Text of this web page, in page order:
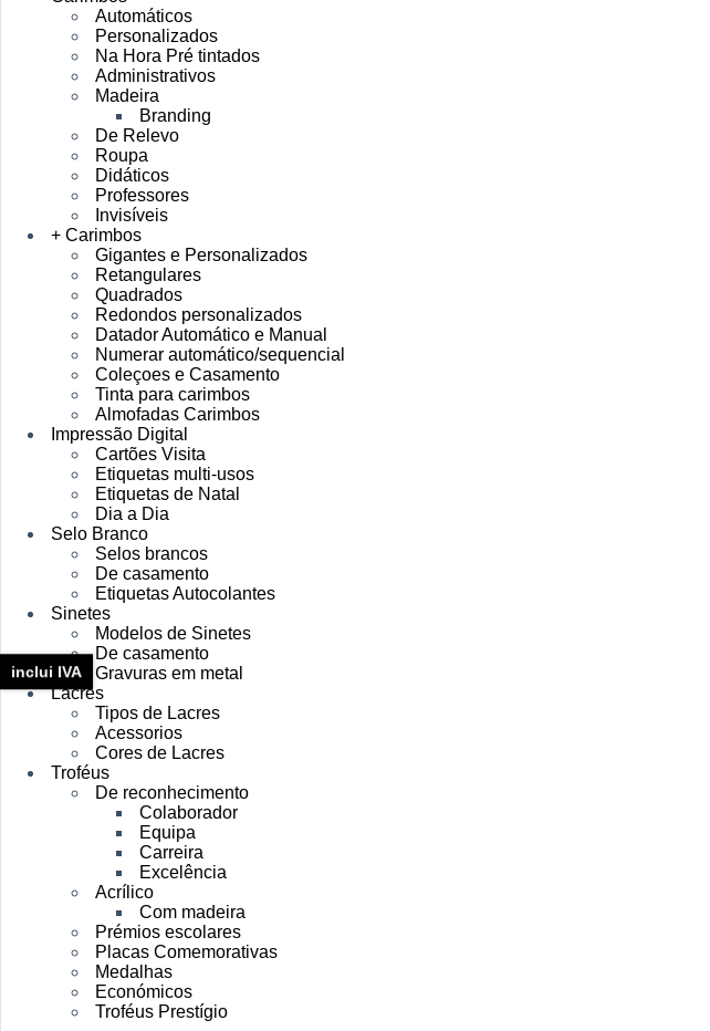
Automáticos
Personalizados
Na Hora Pré tintados
Administrativos
Madeira
Branding
De Relevo
Roupa
Didáticos
Professores
Invisíveis
+ Carimbos
Gigantes e Personalizados
Retangulares
Quadrados
Redondos personalizados
Datador Automático e Manual
Numerar automático/sequencial
Coleçoes e Casamento
Tinta para carimbos
Almofadas Carimbos
Impressão Digital
Cartões Visita
Etiquetas multi-usos
Etiquetas de Natal
Dia a Dia
Selo Branco
Selos brancos
De casamento
Etiquetas Autocolantes
Sinetes
Modelos de Sinetes
De casamento
Gravuras em metal
Lacres
Tipos de Lacres
Acessorios
Cores de Lacres
Troféus
De reconhecimento
Colaborador
Equipa
Carreira
Excelência
Acrílico
Com madeira
Prémios escolares
Placas Comemorativas
Medalhas
Económicos
Troféus Prestígio
inclui IVA